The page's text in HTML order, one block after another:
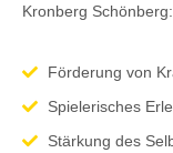
Kronberg Schönberg:
Förderung von
Spielerisches
Stärkung des